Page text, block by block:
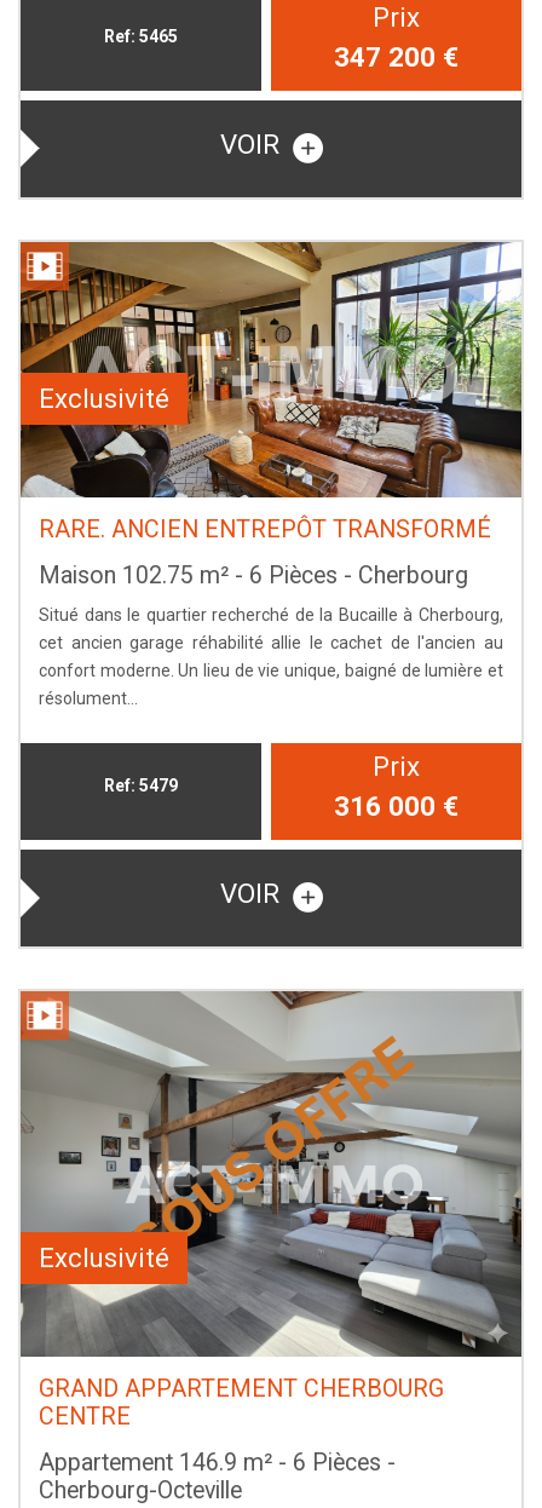
Ref: 5465
Prix
347 200 €
VOIR
Exclusivité
RARE. ANCIEN ENTREPÔT TRANSFORMÉ
Maison 102.75 m² - 6 Pièces - Cherbourg
Situé dans le quartier recherché de la Bucaille à Cherbourg,
cet ancien garage réhabilité allie le cachet de l'ancien au
confort moderne. Un lieu de vie unique, baigné de lumière et
résolument...
Ref: 5479
Prix
316 000 €
VOIR
Exclusivité
GRAND APPARTEMENT CHERBOURG
CENTRE
Appartement 146.9 m² - 6 Pièces -
Cherbourg-Octeville